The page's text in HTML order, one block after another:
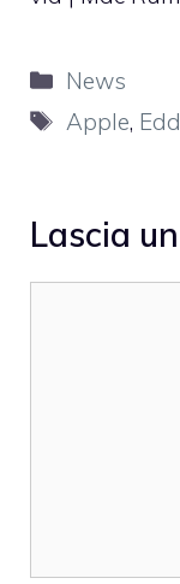
Categorie
News
Tag
Apple,
Lascia